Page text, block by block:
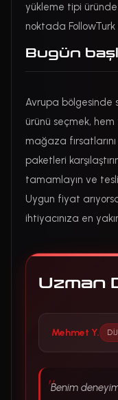
yükleme tipi üründe
noktada FollowTurk
Bugün
Avrupa bölgesinde
ürünü seçmek,
mağaza fırsatlarını
paketleri
tamamlayın ve
Uygun fiyat
ihtiyacınıza en
Uzman
Mehmet Y.
Benim